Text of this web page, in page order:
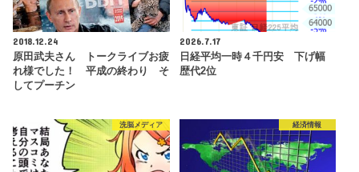
2018.12.24
原田武夫さん トークライブお疲
れ様でした！ 平成の終わり そ
してプーチン
2026.7.17
日経平均一時４千円安 下げ幅
歴代2位
洗脳メディア 経済情報